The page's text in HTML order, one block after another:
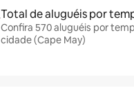
Total de aluguéis por
Confira 570 aluguéis por
cidade (Cape May)